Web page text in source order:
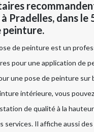
Pradelles, dans le
peinture.
de peinture est un
pour une application de
une pose de peinture
intérieure, vous
de qualité à la
services. Il affiche aussi